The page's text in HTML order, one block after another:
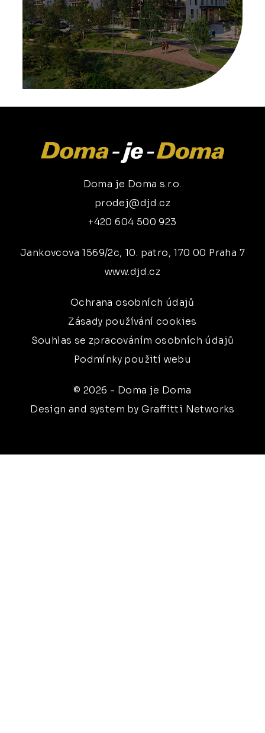
Doma je Doma s.r.o.
prodej@djd.cz
+420 604 500 923
Jankovcova 1569/2c, 10. patro, 170 00 Praha 7
www.djd.cz
Ochrana osobních údajů
Zásady používání cookies
Souhlas se zpracováním osobních údajů
Podmínky použití webu
© 2026 - Doma je Doma
Design and system by Graffitti Networks